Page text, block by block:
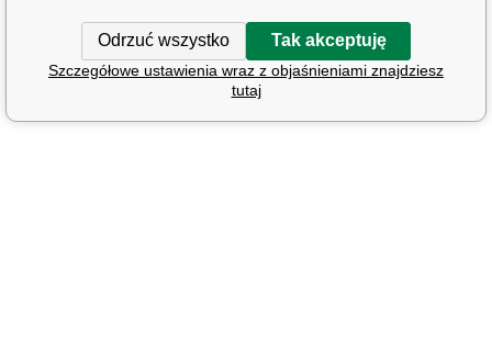
Odrzuć wszystko Tak akceptuję
Szczegółowe ustawienia wraz z objaśnieniami znajdziesz
tutaj